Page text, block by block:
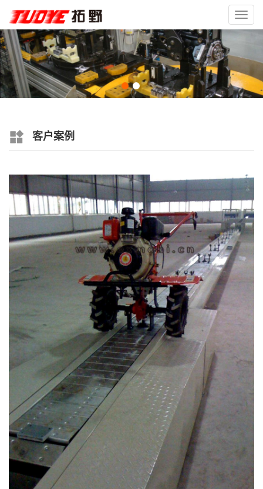
客户案例